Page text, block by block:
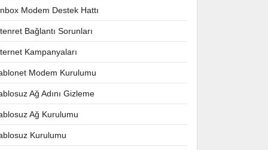
Modem Destek Hattı
Bağlantı Sorunları
Kampanyaları
Modem Kurulumu
Ağ Adını Gizleme
Ağ Kurulumu
Kurulumu